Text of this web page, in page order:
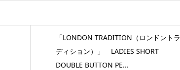
「LONDON TRADITION（ロンドントラ
ディション）」 LADIES SHORT
DOUBLE BUTTON PE...